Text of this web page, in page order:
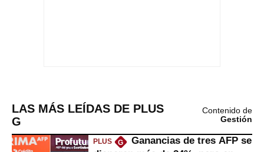
LAS MÁS LEÍDAS DE PLUS
G
Contenido de
Gestión
PLUS G
Ganancias de tres AFP se